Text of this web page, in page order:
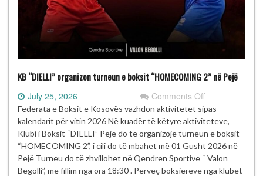
KB “DIELLI” organizon turneun e boksit “HOMECOMING 2” në Pejë
July 25, 2026 Comments Offon
KB
“DIELLI”
organizon
turneun
e
boksit
Federata e Boksit e Kosovës vazhdon aktivitetet sipas
kalendarit për vitin 2026 Në kuadër të këtyre aktiviteteve,
Klubi i Boksit “DIELLI” Pejë do të organizojë turneun e boksit
“HOMECOMING 2”, i cili do të mbahet më 01 Gusht 2026 në
Pejë Turneu do të zhvillohet në Qendren Sportive “ Valon
Begolli”, me fillim nga ora 18:30 . Përveç boksierëve nga klubet